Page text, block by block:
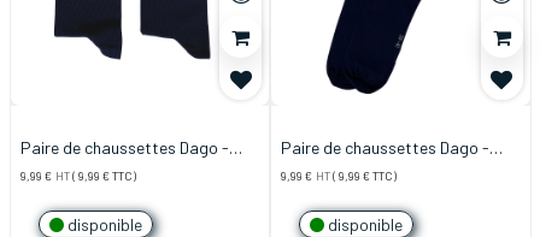
Paire de chaussettes Dago -
Taille 42/44
9,99 € HT( 9,99 €TTC)
disponible
Paire de chaussettes Dago -
Taille 39/41
9,99 € HT( 9,99 €TTC)
disponible